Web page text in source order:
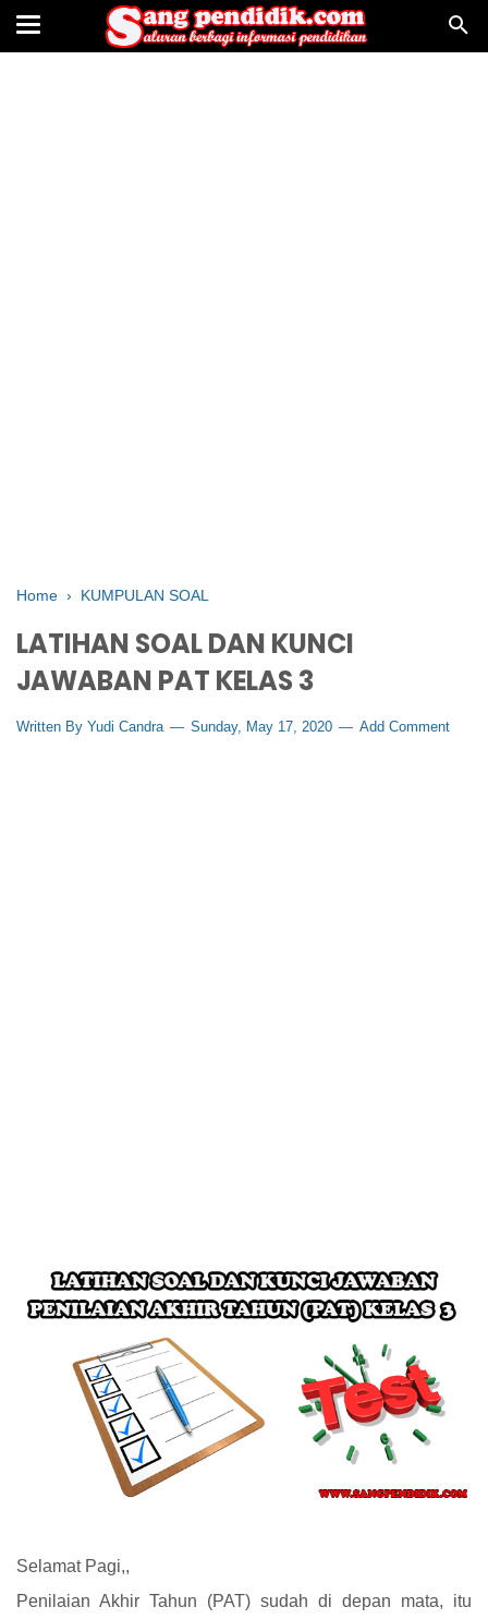
Home › KUMPULAN SOAL
LATIHAN SOAL DAN KUNCI
JAWABAN PAT KELAS 3
Written By Yudi Candra Sunday, May 17, 2020 Add Comment
Selamat Pagi,,
Penilaian Akhir Tahun (PAT) sudah di depan mata, itu